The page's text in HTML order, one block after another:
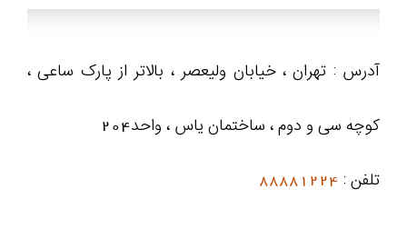
آدرس : تهران ، خیابان ولیعصر ، بالاتر از پارک ساعی ،
کوچه سی و دوم ، ساختمان یاس ، واحد204
تلفن : 88881224